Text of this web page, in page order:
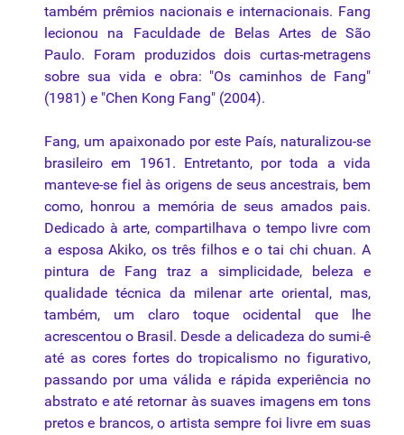
também prêmios nacionais e internacionais. Fang
lecionou na Faculdade de Belas Artes de São
Paulo. Foram produzidos dois curtas-metragens
sobre sua vida e obra: "Os caminhos de Fang"
(1981) e "Chen Kong Fang" (2004).
Fang, um apaixonado por este País, naturalizou-se
brasileiro em 1961. Entretanto, por toda a vida
manteve-se fiel às origens de seus ancestrais, bem
como, honrou a memória de seus amados pais.
Dedicado à arte, compartilhava o tempo livre com
a esposa Akiko, os três filhos e o tai chi chuan. A
pintura de Fang traz a simplicidade, beleza e
qualidade técnica da milenar arte oriental, mas,
também, um claro toque ocidental que lhe
acrescentou o Brasil. Desde a delicadeza do sumi-ê
até as cores fortes do tropicalismo no figurativo,
passando por uma válida e rápida experiência no
abstrato e até retornar às suaves imagens em tons
pretos e brancos, o artista sempre foi livre em suas